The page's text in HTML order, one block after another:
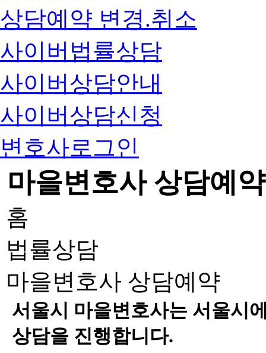
상담예약 변경.취소
사이버법률상담
사이버상담안내
사이버상담신청
변호사로그인
마을변호사 상담예약
홈
법률상담
마을변호사 상담예약
서울시 마을변호사는 서울시
상담을 진행합니다.